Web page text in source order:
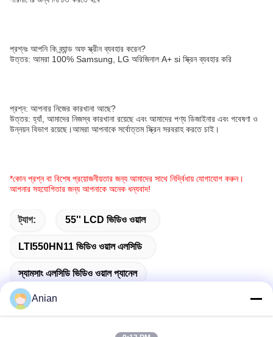
প্রশ্নঃ আপনি কি ব্র্যান্ড অফ স্ক্রীন ব্যবহার করেন?
উত্তর: আমরা 100% Samsung, LG অরিজিনাল A+ si স্ক্রিন ব্যবহার করি
প্রশ্ন: আপনার নিজের কারখানা আছে?
উত্তর: হ্যাঁ, আমাদের নিজস্ব কারখানা রয়েছে এবং আমাদের পণ্য ডিজাইনার এবং গবেষণা ও
উন্নয়ন বিভাগ রয়েছে।আমরা আপনাকে সর্বোত্তম স্ক্রিন সরবরাহ করতে চাই।
*কোন প্রশ্ন বা বিশেষ প্রয়োজনীয়তার জন্য আমাদের সাথে নির্দ্বিধায় যোগাযোগ করুন।
আপনার সহযোগিতার জন্য আপনাকে অনেক ধন্যবাদ!
ট্যাগ: 55'' LCD ভিডিও ওয়াল
LTI550HN11 ভিডিও ওয়াল এলসিডি
স্যামসাং এলসিডি ভিডিও ওয়াল প্যানেল
Anian